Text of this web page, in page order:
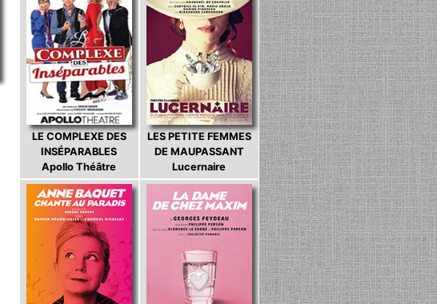
LE COMPLEXE DES
INSÉPARABLES
Apollo Théâtre
LES PETITE FEMMES
DE MAUPASSANT
Lucernaire